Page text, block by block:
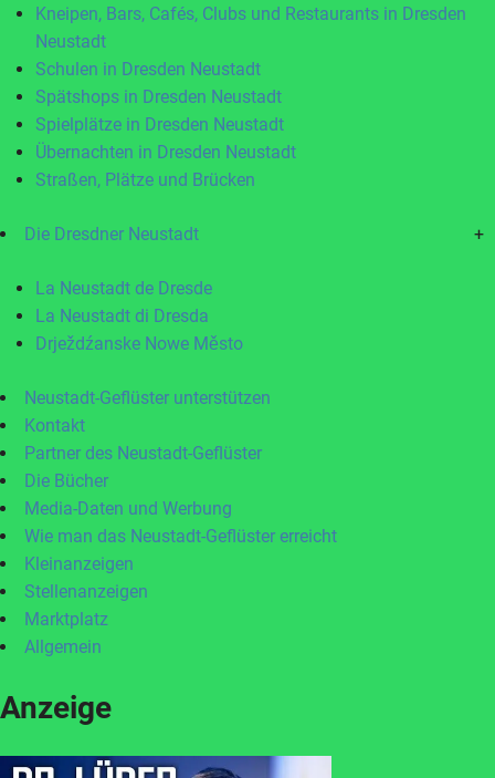
Kneipen, Bars, Cafés, Clubs und Restaurants in Dresden
Neustadt
Schulen in Dresden Neustadt
Spätshops in Dresden Neustadt
Spielplätze in Dresden Neustadt
Übernachten in Dresden Neustadt
Straßen, Plätze und Brücken
Die Dresdner Neustadt +
La Neustadt de Dresde
La Neustadt di Dresda
Drježdźanske Nowe Město
Neustadt-Geflüster unterstützen
Kontakt
Partner des Neustadt-Geflüster
Die Bücher
Media-Daten und Werbung
Wie man das Neustadt-Geflüster erreicht
Kleinanzeigen
Stellenanzeigen
Marktplatz
Allgemein
Anzeige